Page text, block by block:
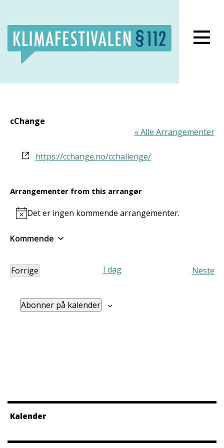
Lukk meny
cChange
« Alle Arrangementer
Website
https://cchange.no/cchallenge/
Arrangementer from this arrangør
NoticeDet er ingen kommende arrangementer.
Kommende
Forrige
I dag
Neste
Abonner på kalender
Kalender